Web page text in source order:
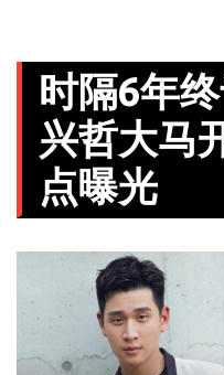
时隔6年
兴哲大马
点曝光